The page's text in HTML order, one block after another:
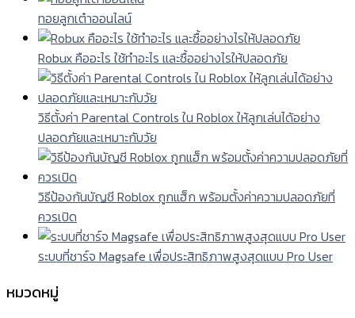
ทอยลูกเต๋าออนไลน์
Robux คืออะไร ใช้ทำอะไร และซื้ออย่างไรให้ปลอดภัย
วิธีตั้งค่า Parental Controls ใน Roblox ให้ลูกเล่นได้อย่าง
ปลอดภัยและเหมาะกับวัย
วิธีป้องกันบัญชี Roblox ถูกแฮ็ก พร้อมตั้งค่าความปลอดภัยที่
ควรเปิด
ระบบที่ชาร์จ Magsafe เพื่อประสิทธิภาพสูงสุดแบบ Pro User
หมวดหมู่